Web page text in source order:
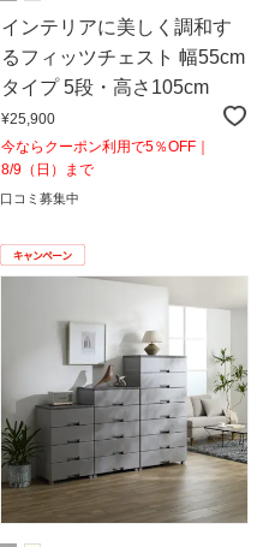
インテリアに美しく調和す
るフィッツチェスト 幅55cm
タイプ 5段・高さ105cm
¥25,900
今ならクーポン利用で5％OFF｜
8/9（日）まで
口コミ募集中